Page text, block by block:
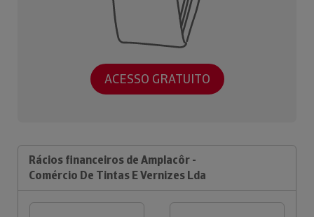
ACESSO GRATUITO
Rácios financeiros de Amplacôr -
Comércio De Tintas E Vernizes Lda